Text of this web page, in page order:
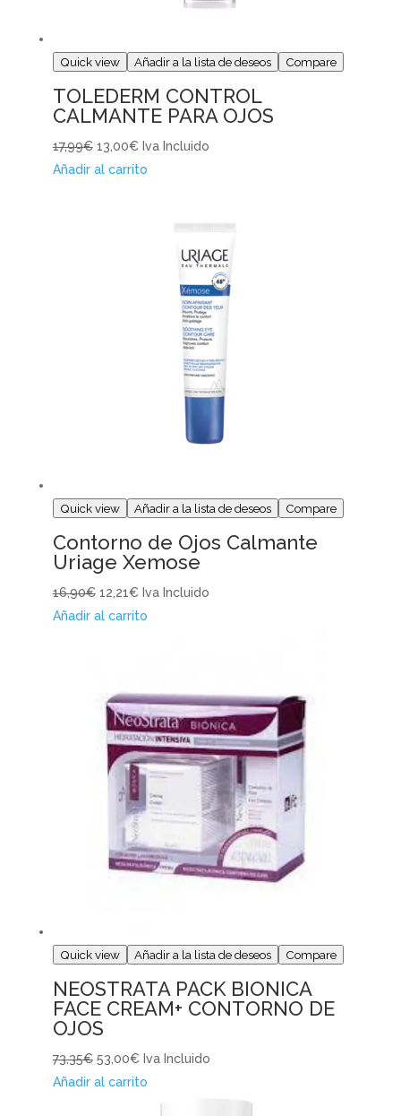
Quick view Añadir a la lista de deseos Compare
TOLEDERM CONTROL
CALMANTE PARA OJOS
17,99€ 13,00€ Iva Incluido
Añadir al carrito
Quick view Añadir a la lista de deseos Compare
Contorno de Ojos Calmante
Uriage Xemose
16,90€ 12,21€ Iva Incluido
Añadir al carrito
Quick view Añadir a la lista de deseos Compare
NEOSTRATA PACK BIONICA
FACE CREAM+ CONTORNO DE
OJOS
73,35€ 53,00€ Iva Incluido
Añadir al carrito